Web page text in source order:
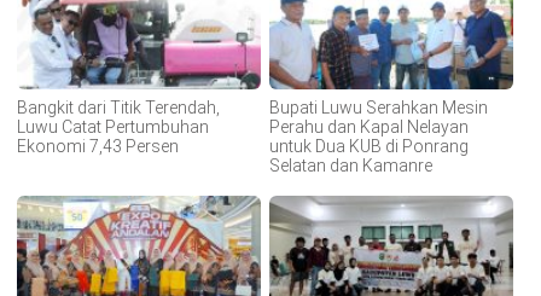
Bangkit dari Titik Terendah,
Luwu Catat Pertumbuhan
Ekonomi 7,43 Persen
Bupati Luwu Serahkan Mesin
Perahu dan Kapal Nelayan
untuk Dua KUB di Ponrang
Selatan dan Kamanre